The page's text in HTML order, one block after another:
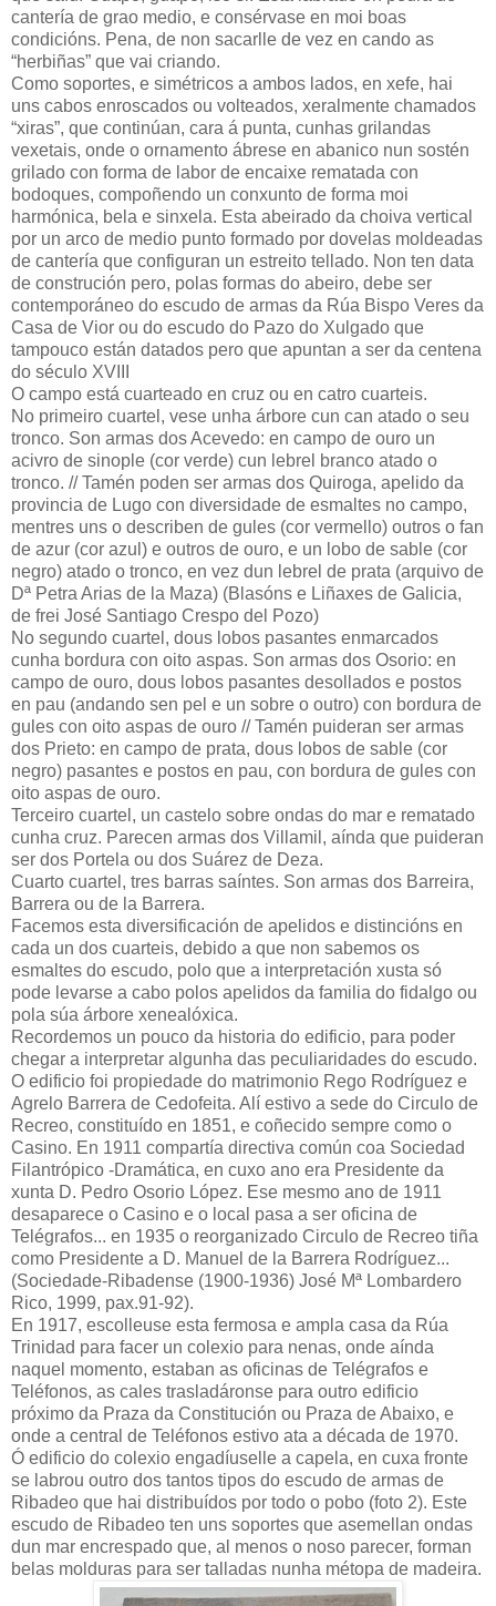
cantería de grao medio, e consérvase en moi boas
condicións. Pena, de non sacarlle de vez en cando as
“herbiñas” que vai criando.
Como soportes, e simétricos a ambos lados, en xefe, hai
uns cabos enroscados ou volteados, xeralmente chamados
“xiras”, que continúan, cara á punta, cunhas grilandas
vexetais, onde o ornamento ábrese en abanico nun sostén
grilado con forma de labor de encaixe rematada con
bodoques, compoñendo un conxunto de forma moi
harmónica, bela e sinxela. Esta abeirado da choiva vertical
por un arco de medio punto formado por dovelas moldeadas
de cantería que configuran un estreito tellado. Non ten data
de construción pero, polas formas do abeiro, debe ser
contemporáneo do escudo de armas da Rúa Bispo Veres da
Casa de Vior ou do escudo do Pazo do Xulgado que
tampouco están datados pero que apuntan a ser da centena
do século XVIII
O campo está cuarteado en cruz ou en catro cuarteis.
No primeiro cuartel, vese unha árbore cun can atado o seu
tronco. Son armas dos Acevedo: en campo de ouro un
acivro de sinople (cor verde) cun lebrel branco atado o
tronco. // Tamén poden ser armas dos Quiroga, apelido da
provincia de Lugo con diversidade de esmaltes no campo,
mentres uns o describen de gules (cor vermello) outros o fan
de azur (cor azul) e outros de ouro, e un lobo de sable (cor
negro) atado o tronco, en vez dun lebrel de prata (arquivo de
Dª Petra Arias de la Maza) (Blasóns e Liñaxes de Galicia,
de frei José Santiago Crespo del Pozo)
No segundo cuartel, dous lobos pasantes enmarcados
cunha bordura con oito aspas. Son armas dos Osorio: en
campo de ouro, dous lobos pasantes desollados e postos
en pau (andando sen pel e un sobre o outro) con bordura de
gules con oito aspas de ouro // Tamén puideran ser armas
dos Prieto: en campo de prata, dous lobos de sable (cor
negro) pasantes e postos en pau, con bordura de gules con
oito aspas de ouro.
Terceiro cuartel, un castelo sobre ondas do mar e rematado
cunha cruz. Parecen armas dos Villamil, aínda que puideran
ser dos Portela ou dos Suárez de Deza.
Cuarto cuartel, tres barras saíntes. Son armas dos Barreira,
Barrera ou de la Barrera.
Facemos esta diversificación de apelidos e distincións en
cada un dos cuarteis, debido a que non sabemos os
esmaltes do escudo, polo que a interpretación xusta só
pode levarse a cabo polos apelidos da familia do fidalgo ou
pola súa árbore xenealóxica.
Recordemos un pouco da historia do edificio, para poder
chegar a interpretar algunha das peculiaridades do escudo.
O edificio foi propiedade do matrimonio Rego Rodríguez e
Agrelo Barrera de Cedofeita. Alí estivo a sede do Circulo de
Recreo, constituído en 1851, e coñecido sempre como o
Casino. En 1911 compartía directiva común coa Sociedad
Filantrópico -Dramática, en cuxo ano era Presidente da
xunta D. Pedro Osorio López. Ese mesmo ano de 1911
desaparece o Casino e o local pasa a ser oficina de
Telégrafos... en 1935 o reorganizado Circulo de Recreo tiña
como Presidente a D. Manuel de la Barrera Rodríguez...
(Sociedade-Ribadense (1900-1936) José Mª Lombardero
Rico, 1999, pax.91-92).
En 1917, escolleuse esta fermosa e ampla casa da Rúa
Trinidad para facer un colexio para nenas, onde aínda
naquel momento, estaban as oficinas de Telégrafos e
Teléfonos, as cales trasladáronse para outro edificio
próximo da Praza da Constitución ou Praza de Abaixo, e
onde a central de Teléfonos estivo ata a década de 1970.
Ó edificio do colexio engadíuselle a capela, en cuxa fronte
se labrou outro dos tantos tipos do escudo de armas de
Ribadeo que hai distribuídos por todo o pobo (foto 2). Este
escudo de Ribadeo ten uns soportes que asemellan ondas
dun mar encrespado que, al menos o noso parecer, forman
belas molduras para ser talladas nunha métopa de madeira.